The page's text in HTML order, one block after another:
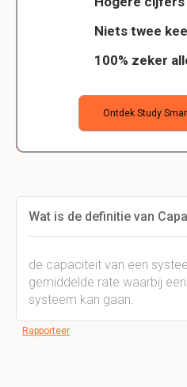
Niets twee
100% zeker
Ontdek Study
Wat is de definitie van
de capaciteit van een
gemiddelde rate waarbij
systeem kan gaan.
Rapporteer